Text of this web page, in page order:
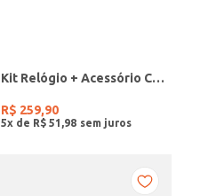
Kit Relógio + Acessório Condor Feminino DOURADO
R$ 259,90
5x de R$ 51 98